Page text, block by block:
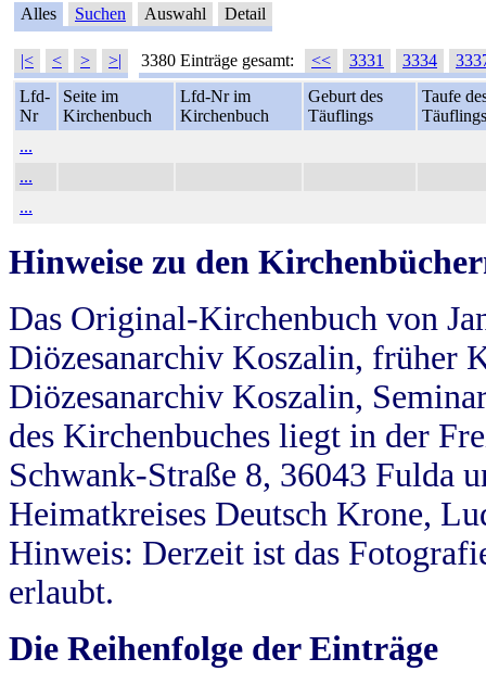
Alles Suchen Auswahl Detail
|< < > >| 3380 Einträge gesamt: << 3331 3334
Lfd-
Nr
Seite im
Kirchenbuch
Lfd-Nr im
Kirchenbuch
Geburt des
Täuflings
Taufe
Täuflings
...
...
...
Hinweise zu den
Das Original-Kirchenbuch von
Diözesanarchiv Koszalin, früher
Diözesanarchiv Koszalin,
des Kirchenbuches liegt in der
Schwank-Straße 8, 36043 Fulda
Heimatkreises Deutsch Krone,
Hinweis: Derzeit ist das
erlaubt.
Die Reihenfolge der Einträge